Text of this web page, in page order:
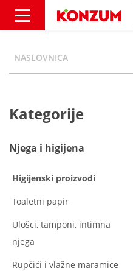
NASLOVNICA
Kategorije
Njega i higijena
Higijenski proizvodi
Toaletni papir
Ulošci, tamponi, intimna
njega
Rupčići i vlažne maramice